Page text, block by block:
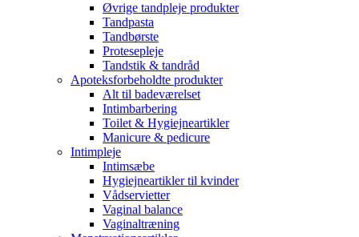
Øvrige tandpleje produkter
Tandpasta
Tandbørste
Protesepleje
Tandstik & tandråd
Apoteksforbeholdte produkter
Alt til badeværelset
Intimbarbering
Toilet & Hygiejneartikler
Manicure & pedicure
Intimpleje
Intimsæbe
Hygiejneartikler til kvinder
Vådservietter
Vaginal balance
Vaginaltræning